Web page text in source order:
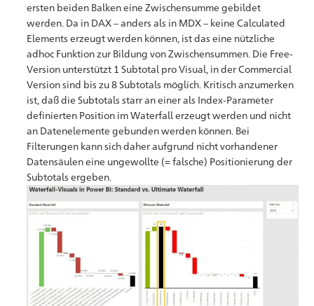
ersten beiden Balken eine Zwischensumme gebildet
werden. Da in DAX – anders als in MDX – keine Calculated
Elements erzeugt werden können, ist das eine nützliche
adhoc Funktion zur Bildung von Zwischensummen. Die Free-
Version unterstützt 1 Subtotal pro Visual, in der Commercial
Version sind bis zu 8 Subtotals möglich. Kritisch anzumerken
ist, daß die Subtotals starr an einer als Index-Parameter
definierten Position im Waterfall erzeugt werden und nicht
an Datenelemente gebunden werden können. Bei
Filterungen kann sich daher aufgrund nicht vorhandener
Datensäulen eine ungewollte (= falsche) Positionierung der
Subtotals ergeben.